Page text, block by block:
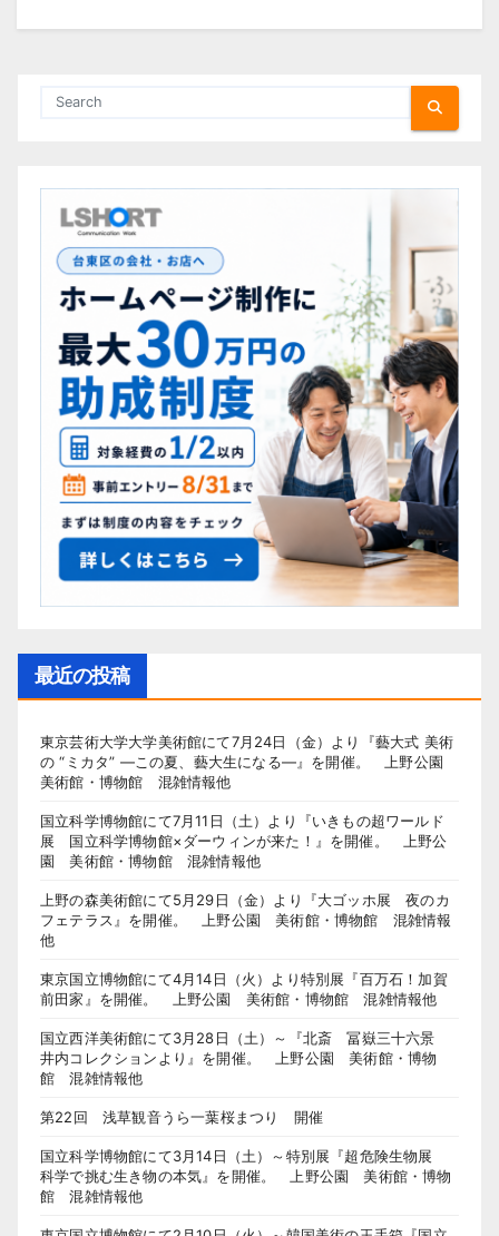
最近の投稿
東京芸術大学大学美術館にて7月24日（金）より『藝大式 美術
の “ミカタ” ―この夏、藝大生になる―』を開催。 上野公園
美術館・博物館 混雑情報他
国立科学博物館にて7月11日（土）より『いきもの超ワールド
展 国立科学博物館×ダーウィンが来た！』を開催。 上野公
園 美術館・博物館 混雑情報他
上野の森美術館にて5月29日（金）より『大ゴッホ展 夜のカ
フェテラス』を開催。 上野公園 美術館・博物館 混雑情報
他
東京国立博物館にて4月14日（火）より特別展『百万石！加賀
前田家』を開催。 上野公園 美術館・博物館 混雑情報他
国立西洋美術館にて3月28日（土）～『北斎 冨嶽三十六景
井内コレクションより』を開催。 上野公園 美術館・博物
館 混雑情報他
第22回 浅草観音うら一葉桜まつり 開催
国立科学博物館にて3月14日（土）～特別展『超危険生物展
科学で挑む生き物の本気』を開催。 上野公園 美術館・博物
館 混雑情報他